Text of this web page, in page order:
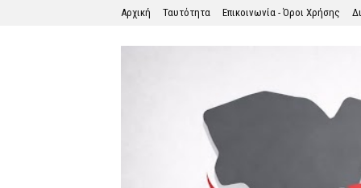
Αρχική Ταυτότητα Επικοινωνία - Όροι Χρήσης